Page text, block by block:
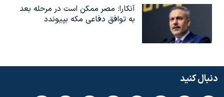
آنکارا: مصر ممکن است در مرحله بعد
به توافق دفاعی مکه بپیوندد
دنبال کنید